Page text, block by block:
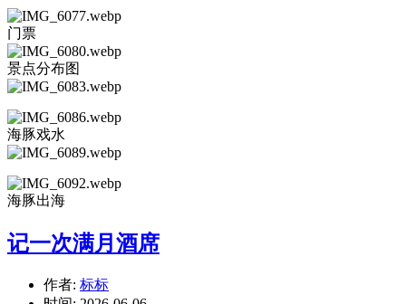
门票
景点分布图
海豚戏水
海豚出海
记一次满月酒席
作者: 标标